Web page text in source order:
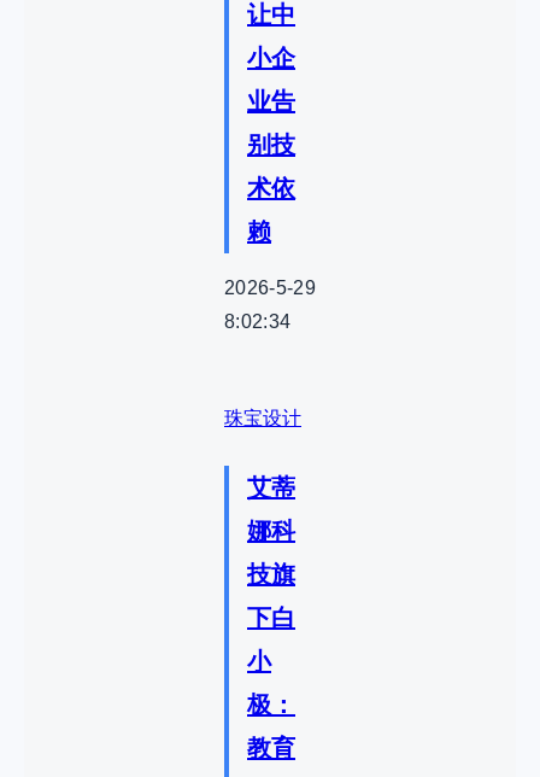
让中
小企
业告
别技
术依
赖
2026-5-29
8:02:34
珠宝设计
艾蒂
娜科
技旗
下白
小
极：
教育